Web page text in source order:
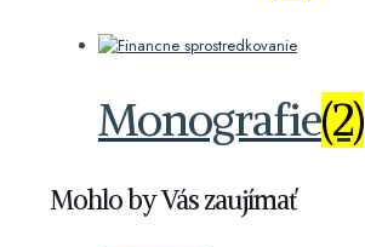
Monografie(2)
Mohlo by Vás zaujímať